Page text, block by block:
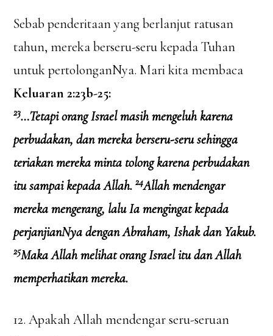
Sebab penderitaan yang berlanjut ratusan
tahun, mereka berseru-seru kepada Tuhan
untuk pertolonganNya. Mari kita membaca
Keluaran 2:23b-25:
23…Tetapi orang Israel masih mengeluh karena
perbudakan, dan mereka berseru-seru sehingga
teriakan mereka minta tolong karena perbudakan
itu sampai kepada Allah.24Allah mendengar
mereka mengerang, lalu Ia mengingat kepada
perjanjianNya dengan Abraham, Ishak dan Yakub.
25Maka Allah melihat orang Israel itu dan Allah
memperhatikan mereka.
12. Apakah Allah mendengar seru-seruan